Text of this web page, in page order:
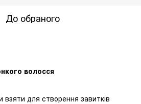
До обраного
волосся
взяти для створення завитків